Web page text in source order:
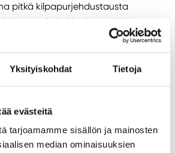
Yksityiskohdat Tietoja
evästeitä
tarjoamamme sisällön ja mainosten
median ominaisuuksien
pitkä kilpapurjehdustausta
ennakointi ja tieto mistä
ja kannattaa kuvata. Haluan tuoda
ilmeet ja tunteet, veneiden
oleva luonto.
linjat ja upea historia, siihen kun
tuuli niin puitteet onnistuneille
loistavat.